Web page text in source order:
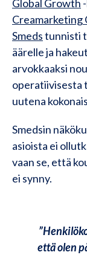
Global Growth
Creamarketing
Smedstunnisti
äärelle ja
arvokkaaksi
operatiivisesta
uutena
Smedsin
asioista ei
vaan se, että
ei synny.
että olen